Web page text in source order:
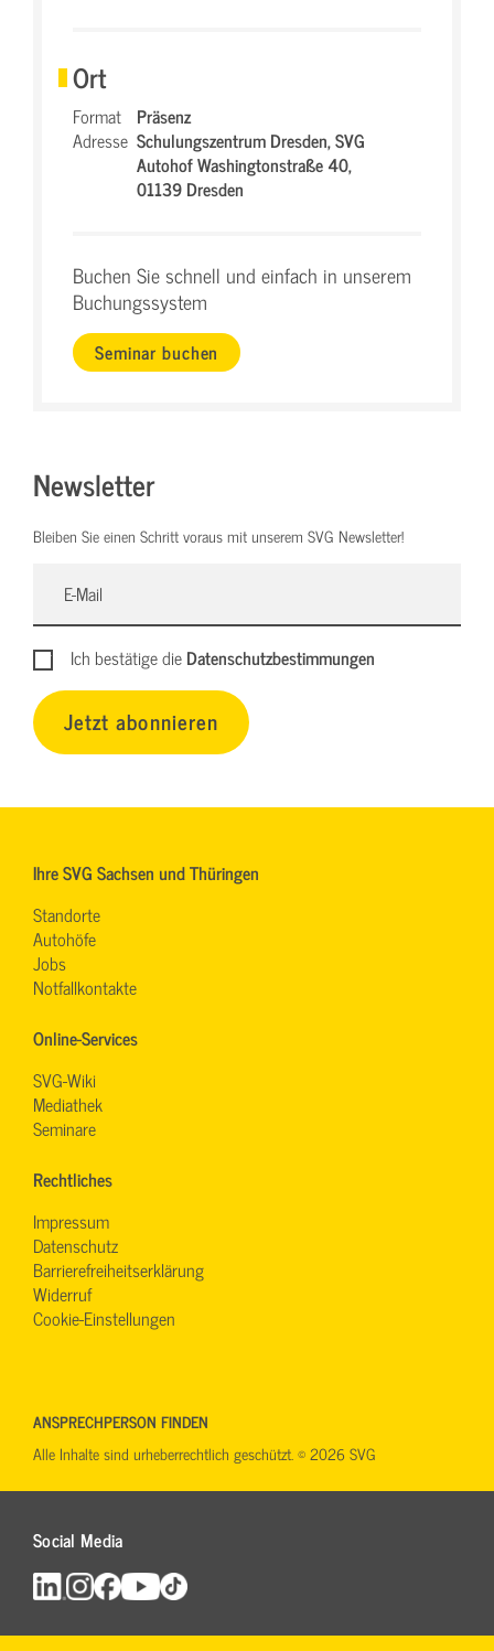
Ort
Format Präsenz
Adresse Schulungszentrum Dresden,SVG
Autohof Washingtonstraße 40,
01139 Dresden
Buchen Sie schnell und einfach in unserem
Buchungssystem
Seminar buchen
Newsletter
Bleiben Sie einen Schritt voraus mit unserem SVG Newsletter!
Ich bestätige dieDatenschutzbestimmungen
Jetzt abonnieren
Ihre SVG Sachsen und Thüringen
Standorte
Autohöfe
Jobs
Notfallkontakte
Online-Services
SVG-Wiki
Mediathek
Seminare
Rechtliches
Impressum
Datenschutz
Barrierefreiheitserklärung
Widerruf
Cookie-Einstellungen
Social Media
ANSPRECHPERSON FINDEN
Alle Inhalte sind urheberrechtlich geschützt. © 2026 SVG